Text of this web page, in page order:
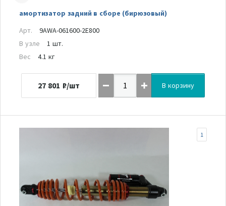
амортизатор задний в сборе (бирюзовый)
Арт.
9AWA-061600-2E800
В узле
1 шт.
Вес
4.1 кг
27 801 ₽/шт В корзину
1